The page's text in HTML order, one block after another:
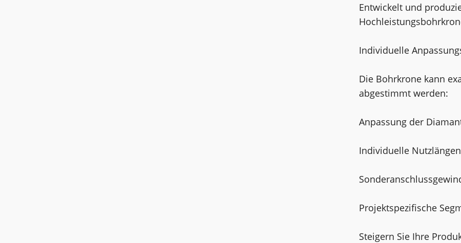
Entwickelt und
Individuelle
Die Bohrkrone kann
abgestimmt werden:
Anpassung der
Individuelle Nutzlängen
Projektspezifische
Steigern Sie Ihre